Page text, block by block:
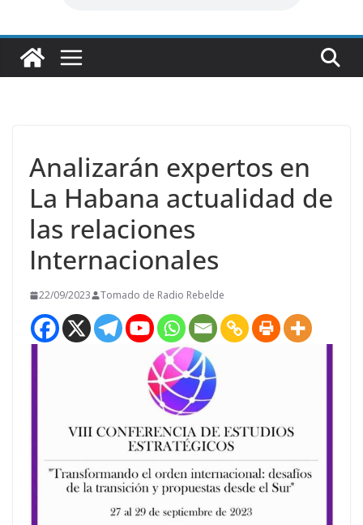
Analizarán expertos en
La Habana actualidad de
las relaciones
Internacionales
22/09/2023 Tomado de Radio Rebelde